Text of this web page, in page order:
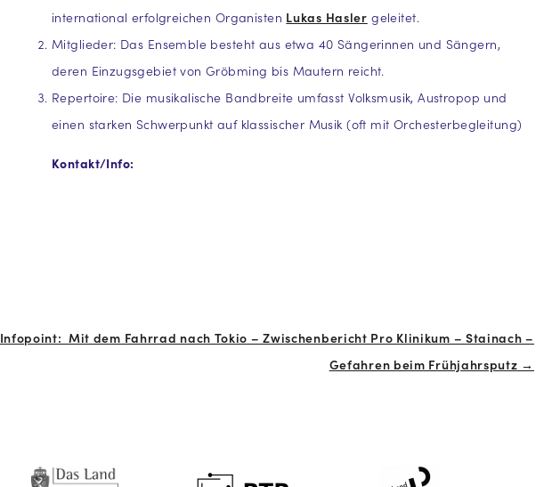
international erfolgreichen Organisten Lukas Hasler geleitet.
Mitglieder: Das Ensemble besteht aus etwa 40 Sängerinnen und Sängern,
deren Einzugsgebiet von Gröbming bis Mautern reicht.
Repertoire: Die musikalische Bandbreite umfasst Volksmusik, Austropop und
einen starken Schwerpunkt auf klassischer Musik (oft mit Orchesterbegleitung)
Kontakt/Info:
Infopoint: Mit dem Fahrrad nach Tokio – Zwischenbericht Pro Klinikum – Stainach –
Gefahren beim Frühjahrsputz →